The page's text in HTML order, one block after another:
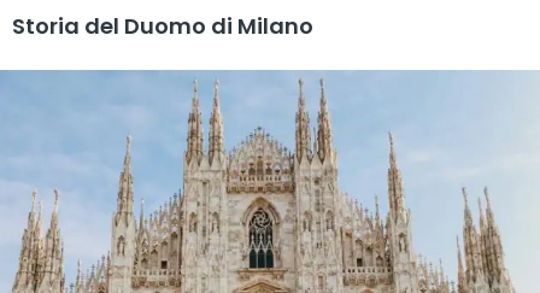
Storia del Duomo di Milano